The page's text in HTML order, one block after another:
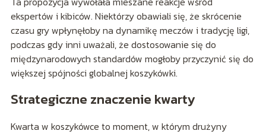
ekspertów i kibiców. Niektórzy obawiali się, że skrócenie
czasu gry wpłynęłoby na dynamikę meczów i tradycję ligi,
podczas gdy inni uważali, że dostosowanie się do
międzynarodowych standardów mogłoby przyczynić się do
większej spójności globalnej koszykówki.
Strategiczne znaczenie kwarty
Kwarta w koszykówce to moment, w którym drużyny